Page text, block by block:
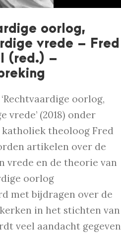
oorlog,
vrede – Fred
(red.) –
oorlog,
vrede’ (2018) onder
theoloog Fred
artikelen over de
vrede en de theorie van
oorlog
met bijdragen over de
in het stichten van
veel aandacht gegeven